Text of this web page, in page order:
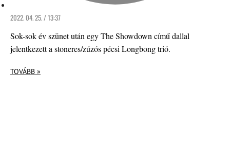
2022. 04. 25. / 13:37
Sok-sok év szünet után egy The Showdown című dallal
jelentkezett a stoneres/zúzós pécsi Longbong trió.
TOVÁBB »